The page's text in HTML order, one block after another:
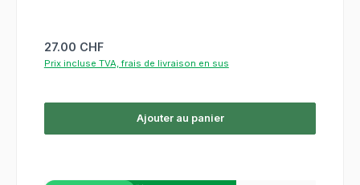
Prix régulier :
27.00 CHF
Prix incluse TVA, frais de livraison en sus
Ajouter au panier